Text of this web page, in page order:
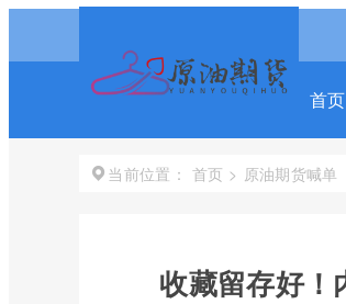
首页
当前位置： 首页 > 原油期货喊单
收藏留存好！